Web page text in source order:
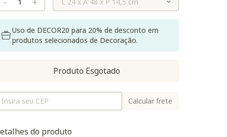
Uso de DECOR20 para 20% de desconto em
produtos selecionados de Decoração.
Produto Esgotado
Calcular frete
do produto